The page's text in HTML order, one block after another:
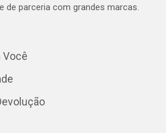
de parceria com grandes marcas.
Você